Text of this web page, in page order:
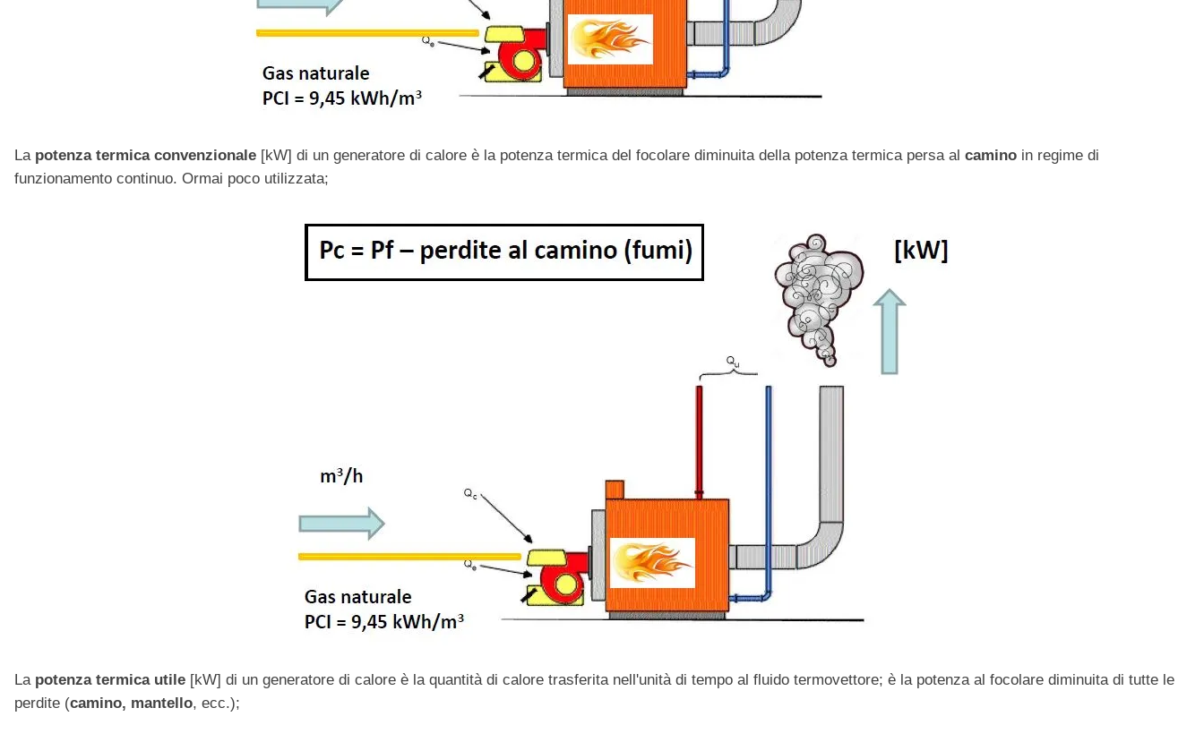
La potenza termica convenzionale [kW] di un generatore di calore è la potenza termica del focolare diminuita della potenza termica persa al camino in regime di
funzionamento continuo. Ormai poco utilizzata;
La potenza termica utile [kW] di un generatore di calore è la quantità di calore trasferita nell'unità di tempo al fluido termovettore; è la potenza al focolare diminuita di tutte le
perdite (camino, mantello, ecc.);